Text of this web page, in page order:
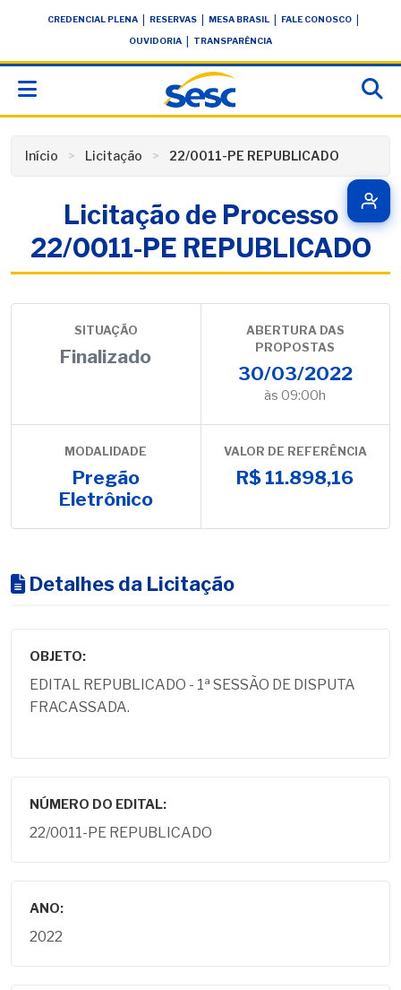
conteúdoCREDENCIAL PLENA RESERVAS MESA BRASIL FALE CONOSCO
OUVIDORIA TRANSPARÊNCIA
Início Licitação 22/0011-PE REPUBLICADO
Licitação de Processo
22/0011-PE REPUBLICADO
SITUAÇÃO
Finalizado
ABERTURA DAS
PROPOSTAS
30/03/2022
às 09:00h
MODALIDADE
Pregão
Eletrônico
VALOR DE REFERÊNCIA
R$ 11.898,16
Detalhes da Licitação
OBJETO:
EDITAL REPUBLICADO - 1ª SESSÃO DE DISPUTA
FRACASSADA.
NÚMERO DO EDITAL:
22/0011-PE REPUBLICADO
ANO:
2022